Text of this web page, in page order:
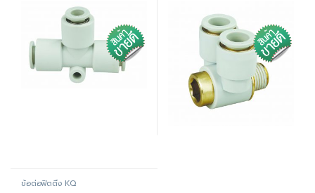
ข้อต่อฟิตติ้ง KQ